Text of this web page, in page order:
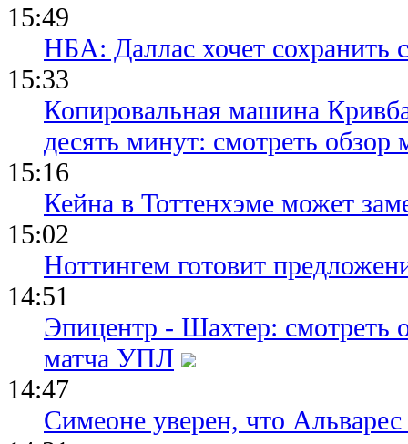
15:49
НБА: Даллас хочет сохранить
15:33
Копировальная машина
десять минут: смотреть обзор
15:16
Кейна в Тоттенхэме может
15:02
Ноттингем готовит
14:51
Эпицентр - Шахтер: смотреть
матча УПЛ
14:47
Симеоне уверен, что Альварес